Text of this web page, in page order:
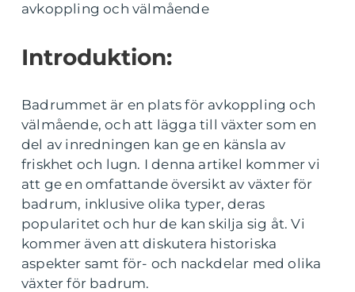
avkoppling och välmående
Introduktion:
Badrummet är en plats för avkoppling och
välmående, och att lägga till växter som en
del av inredningen kan ge en känsla av
friskhet och lugn. I denna artikel kommer vi
att ge en omfattande översikt av växter för
badrum, inklusive olika typer, deras
popularitet och hur de kan skilja sig åt. Vi
kommer även att diskutera historiska
aspekter samt för- och nackdelar med olika
växter för badrum.